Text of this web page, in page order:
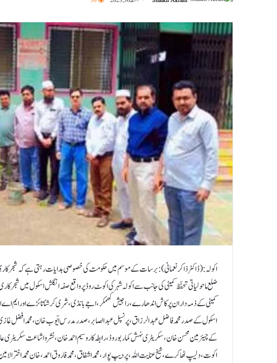
اکولہ: (ڈاکٹر ذاکر نعمانی) :برسات کے موسم میں حکومت کی خصوصی ہدایات رہتی ہے کہ شجر
ضلع ماحولیاتی تحفّظ کمیٹی کی جانب سےاکولہ شہرکی اکوٹ روڈ پر واقع صفہ انگلش اسکول میں شجر
کمیٹی کےذمہ داران پرکاش ا ندھارے،راجیش کھمکر،اجے بانڈی، شری کرشنا تائڑے اور ایم
اسکول کے صدر محمد فاضل عبدالرزاق،پرنسپل عبدالصابر،صدر مدرس ایّوب خان، محمد افضل
کےچیئرمین محسن خان،سکریٹری نہش کمار بوروڈ، رابطہ کار وسیم احمد خان ،نشر و اشاعت
اکوت،دلیپ ٹھاکرے،شیخ عنایت اللہ،پردیپ پوار ، محمد اشفاق، محمد فاروق احمد،خان